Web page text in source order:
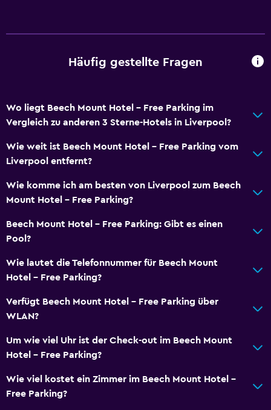
Toilettenpapier
Eigenes Badezimmer
Restaurants
Wasserkocher
Bar/Lounge
Tee-/Kaffeezubereiter
Wasserkocher
Gesundheit und Sicherheit
Tägliche Reinigung
Erste-Hilfe-Kasten
Videoüberwachung in öffentlichen Bereichen
Videoüberwachung außen
Safe
Flachbildfernseher
Häufig gestellte Fragen
Wo liegt Beech Mount Hotel - Free Parking im
Vergleich zu anderen 3 Sterne-Hotels in Liverpool?
Wie weit ist Beech Mount Hotel - Free Parking vom
Liverpool entfernt?
Wie komme ich am besten von Liverpool zum Beech
Mount Hotel - Free Parking?
Beech Mount Hotel - Free Parking: Gibt es einen
Pool?
Wie lautet die Telefonnummer für Beech Mount
Hotel - Free Parking?
Verfügt Beech Mount Hotel - Free Parking über
WLAN?
Um wie viel Uhr ist der Check-out im Beech Mount
Hotel - Free Parking?
Wie viel kostet ein Zimmer im Beech Mount Hotel -
Free Parking?